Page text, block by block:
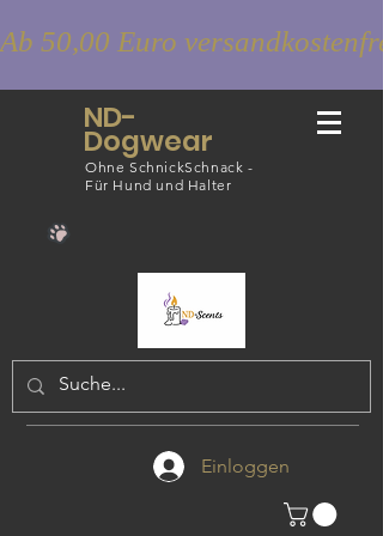
Ab 50,00 Euro versandkostenfrei
ND-
Dogwear
Ohne SchnickSchnack -
Für Hund und Halter
Einloggen